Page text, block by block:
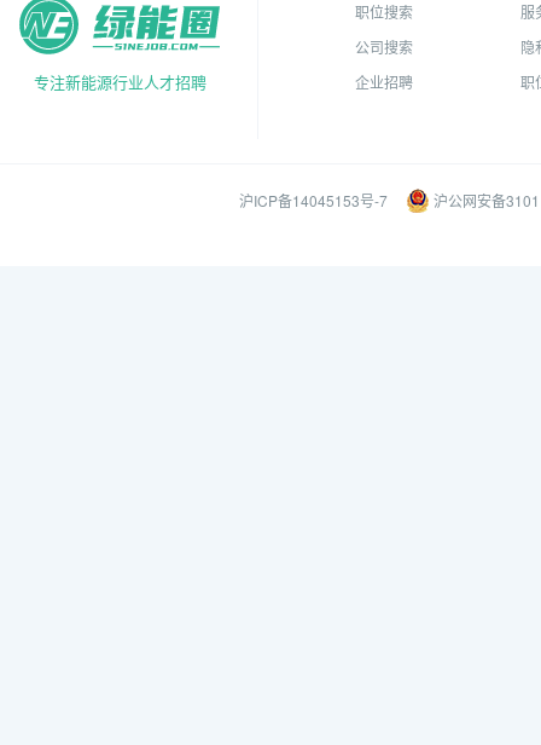
专注新能源行业人才招聘
职位搜索
公司搜索
企业招聘
服
隐
职
沪ICP备14045153号-7 沪公网安备